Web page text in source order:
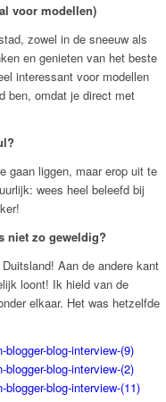
voor modellen)
zowel in de sneeuw als
en genieten van het beste
interessant voor modellen
ben, omdat je direct met
gaan liggen, maar erop uit te
wees heel beleefd bij
niet zo geweldig?
Aan de andere kant
loont! Ik hield van de
elkaar. Het was hetzelfde